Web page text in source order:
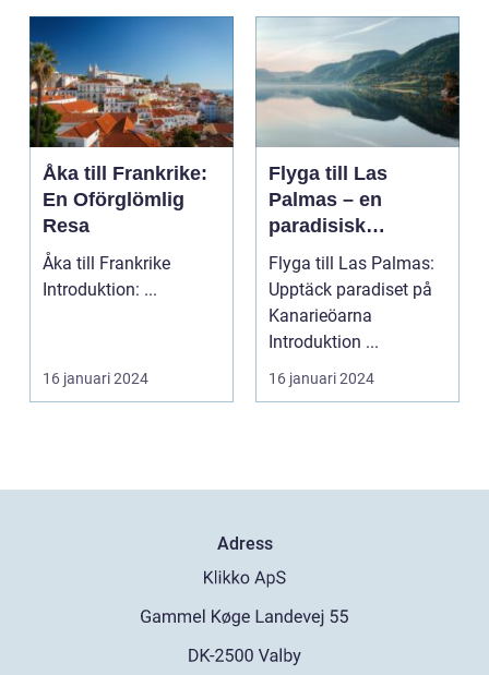
Åka till Frankrike:
En Oförglömlig
Resa
Åka till Frankrike
Introduktion: ...
16 januari 2024
Flyga till Las
Palmas – en
paradisisk
destination
Flyga till Las Palmas:
Upptäck paradiset på
Kanarieöarna
Introduktion ...
16 januari 2024
Adress